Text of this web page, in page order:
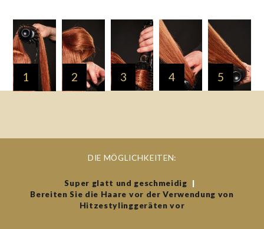
1 2 3 4 5
DIE MÖGLICHKEITEN:
Super glatt und geschmeidig
|
Bereiten Sie die Haare vor der Verwendung von
Hitzestylinggeräten vor